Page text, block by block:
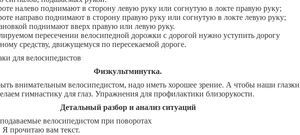
налево поднимают в сторону левую руку или согнутую в локте правую руку;
направо поднимают в сторону правую руку или согнутую в локте левую руку;
поднимают вверх правую или левую руку.
пересечении велосипедной дорожки с дорогой нужно уступить дорогу
средству, движущемуся по пересекаемой дороге.
для велосипедистов
Физкультминутка.
велосипедистом, надо иметь хорошее зрение. А чтобы наши глазки
гимнастику для глаз. Упражнения для профилактики близорукости.
Детальный разбор и анализ ситуаций
велосипедистом при поворотах
прочитаю вам текст.